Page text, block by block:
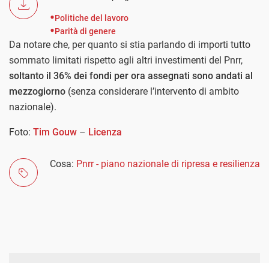
Politiche del lavoro
Parità di genere
Da notare che, per quanto si stia parlando di importi tutto
sommato limitati rispetto agli altri investimenti del Pnrr,
soltanto il 36% dei fondi per ora assegnati sono andati al
mezzogiorno (senza considerare l’intervento di ambito
nazionale).
Foto: Tim Gouw – Licenza
Cosa: Pnrr - piano nazionale di ripresa e resilienza